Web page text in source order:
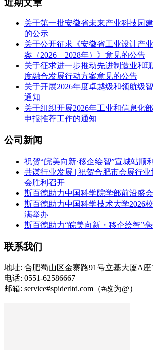
关于第一批安徽省未来产业科技园
的公示
关于公开征求《安徽省工业设计产
案（2026—2028年）》意见的公告
关于征求进一步推动先进制造业和
度融合发展行动方案意见的公告
关于开展2026年度卓越级和领航级
通知
关于组织开展2026年工业和信息化
申报推荐工作的通知
公司新闻
祝贺“皖美向新·移企绘智”宣城站顺
共谋行业发展 | 祝贺合肥市会展行
会胜利召开
斯百德助力中国科学院学部前沿盛会
斯百德助力中国科学技术大学2026
满举办
斯百德助力“皖美向新・移企绘智”
联系我们
地址: 合肥蜀山区金寨路91号立基大厦A座
电话: 0551-62586667
邮箱: service#spiderltd.com（#改为@）